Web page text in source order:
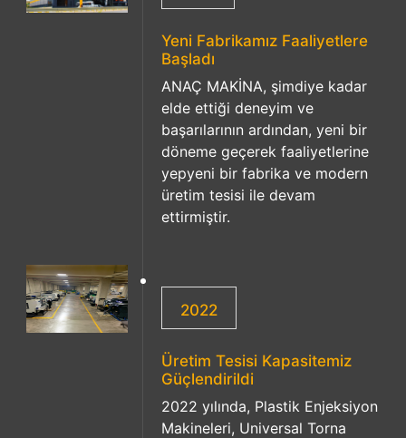
Yeni Fabrikamız Faaliyetlere
Başladı
ANAÇ MAKİNA, şimdiye kadar
elde ettiği deneyim ve
başarılarının ardından, yeni bir
döneme geçerek faaliyetlerine
yepyeni bir fabrika ve modern
üretim tesisi ile devam
ettirmiştir.
2022
Üretim Tesisi Kapasitemiz
Güçlendirildi
2022 yılında, Plastik Enjeksiyon
Makineleri, Universal Torna